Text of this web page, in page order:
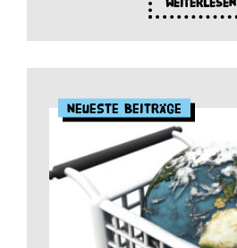
Weiterlesen
Neueste Beiträge